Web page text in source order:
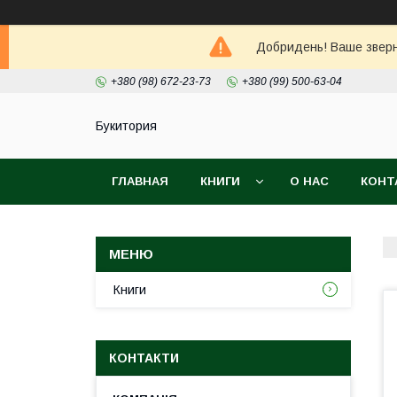
Добридень! Ваше
+380 (98) 672-23-73 +380 (99) 500-63-04
Букитория
ГЛАВНАЯ КНИГИ О НАС
Книги
КОНТАКТИ